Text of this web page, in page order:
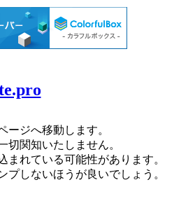
ージへ移動します。
切関知いたしません。
まれている可能性があります。
しないほうが良いでしょう。